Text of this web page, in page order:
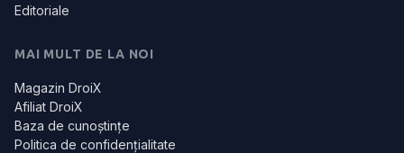
Editoriale
MAI MULT DE LA NOI
Magazin DroiX
Afiliat DroiX
Baza de cunoștințe
Politica de confidențialitate